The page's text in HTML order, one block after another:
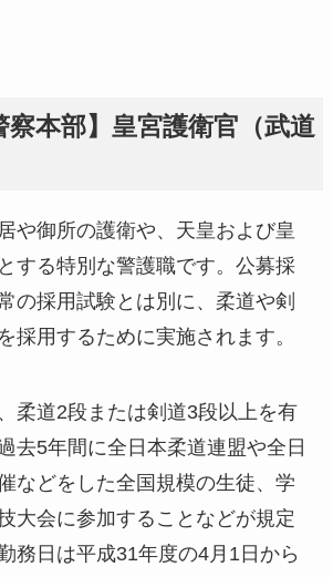
察本部】皇宮護衛官（武道
や御所の護衛や、天皇および皇
する特別な警護職です。公募採
の採用試験とは別に、柔道や剣
採用するために実施されます。
柔道2段または剣道3段以上を有
去5年間に全日本柔道連盟や全日
などをした全国規模の生徒、学
大会に参加することなどが規定
務日は平成31年度の4月1日から